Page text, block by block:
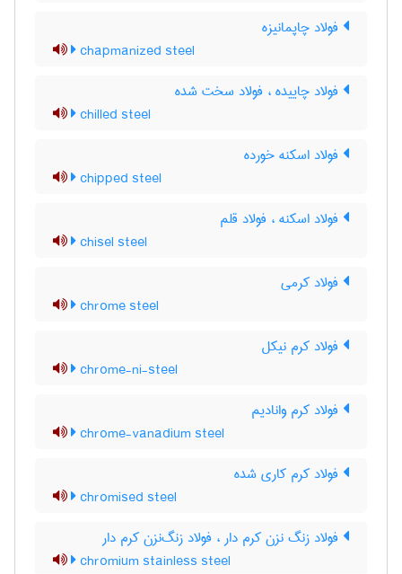
فولاد چاپمانیزه
chapmanized steel
فولاد چاییده ، فولاد سخت شده
chilled steel
فولاد اسکنه خورده
chipped steel
فولاد اسکنه ، فولاد قلم
chisel steel
فولاد کرمی
chrome steel
فولاد کرم نیکل
chrome-ni-steel
فولاد کرم وانادیم
chrome-vanadium steel
فولاد کرم کاری شده
chromised steel
فولاد زنگ نزن کرم دار ، فولاد زنگ‌نزن کرم دار
chromium stainless steel